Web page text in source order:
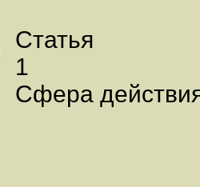
Статья
1
Сфера